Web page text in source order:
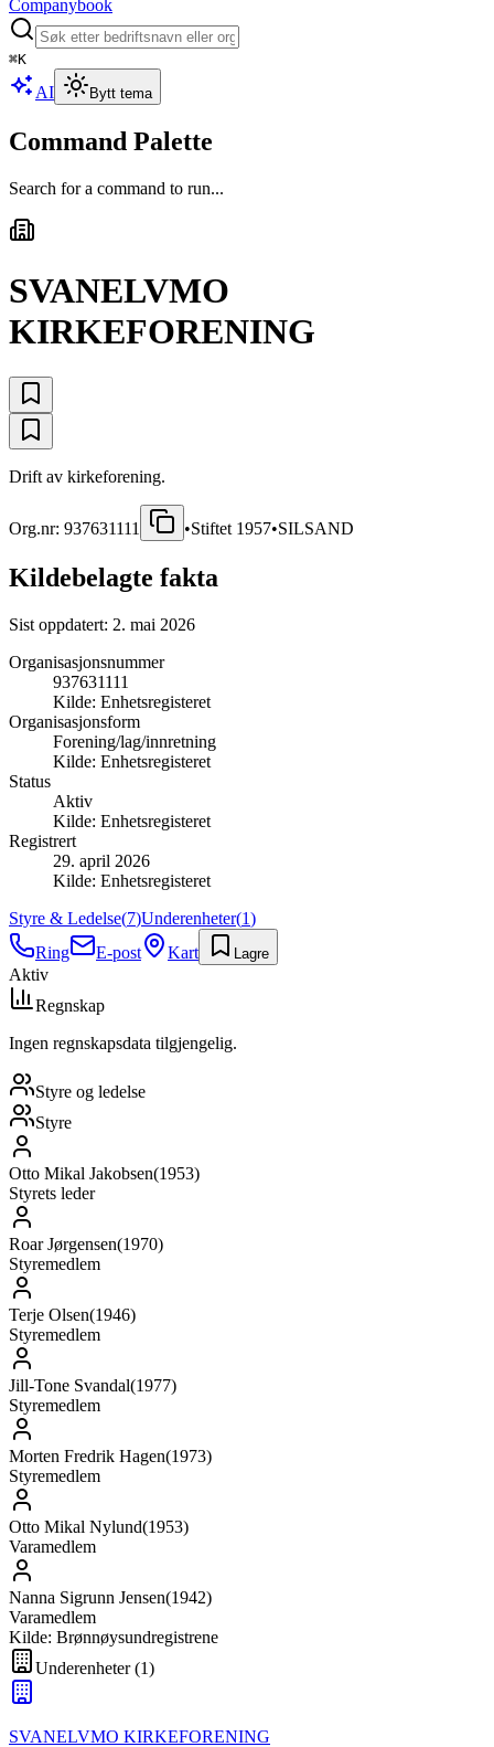
Companybook
⌘K
AI Bytt tema
Command Palette
Search for a command to run...
SVANELVMO
KIRKEFORENING
Drift av kirkeforening.
Org.nr: 937631111 •Stiftet 1957•SILSAND
Kildebelagte fakta
Sist oppdatert: 2. mai 2026
Organisasjonsnummer
937631111
Kilde: Enhetsregisteret
Organisasjonsform
Forening/lag/innretning
Kilde: Enhetsregisteret
Status
Aktiv
Kilde: Enhetsregisteret
Registrert
29. april 2026
Kilde: Enhetsregisteret
Styre & Ledelse(7)Underenheter(1)
Ring
E-post Kart Lagre
Aktiv
Regnskap
Ingen regnskapsdata tilgjengelig.
Styre og ledelse
Styre
Otto Mikal Jakobsen(1953)
Styrets leder
Roar Jørgensen(1970)
Styremedlem
Terje Olsen(1946)
Styremedlem
Jill-Tone Svandal(1977)
Styremedlem
Morten Fredrik Hagen(1973)
Styremedlem
Otto Mikal Nylund(1953)
Varamedlem
Nanna Sigrunn Jensen(1942)
Varamedlem
Kilde: Brønnøysundregistrene
Underenheter(1)
SVANELVMO KIRKEFORENING